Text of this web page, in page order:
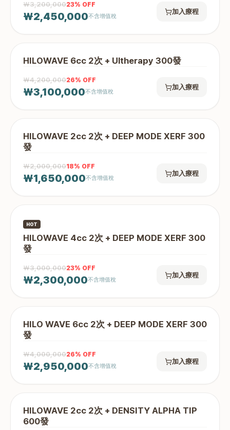
₩3,200,00023% OFF
₩2,450,000不含增值稅
加入療程
HILOWAVE 6cc 2次 + Ultherapy 300發
₩4,200,00026% OFF
₩3,100,000不含增值稅
加入療程
HILOWAVE 2cc 2次 + DEEP MODE XERF 300
發
₩2,000,00018% OFF
₩1,650,000不含增值稅
加入療程
HOT
HILOWAVE 4cc 2次 + DEEP MODE XERF 300
發
₩3,000,00023% OFF
₩2,300,000不含增值稅
加入療程
HILO WAVE 6cc 2次 + DEEP MODE XERF 300
發
₩4,000,00026% OFF
₩2,950,000不含增值稅
加入療程
HILOWAVE 2cc 2次 + DENSITY ALPHA TIP
600發